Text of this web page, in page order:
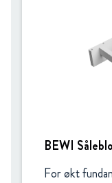
BEWI
For økt